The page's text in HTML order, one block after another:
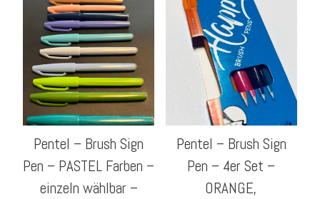
Pentel – Brush Sign
Pen – PASTEL Farben –
einzeln wählbar –
Pentel – Brush Sign
Pen – 4er Set –
ORANGE,